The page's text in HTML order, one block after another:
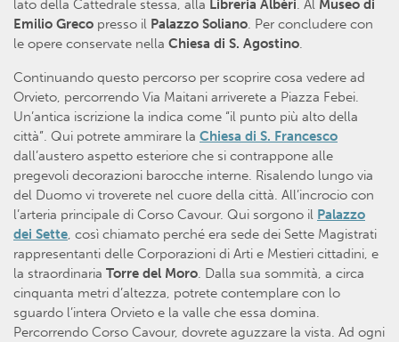
lato della Cattedrale stessa, alla Libreria Albèri. Al Museo di
Emilio Greco presso il Palazzo Soliano. Per concludere con
le opere conservate nella Chiesa di S. Agostino.
Continuando questo percorso per scoprire cosa vedere ad
Orvieto, percorrendo Via Maitani arriverete a Piazza Febei.
Un’antica iscrizione la indica come “il punto più alto della
città”. Qui potrete ammirare la Chiesa di S. Francesco
dall’austero aspetto esteriore che si contrappone alle
pregevoli decorazioni barocche interne. Risalendo lungo via
del Duomo vi troverete nel cuore della città. All’incrocio con
l’arteria principale di Corso Cavour. Qui sorgono il Palazzo
dei Sette, così chiamato perché era sede dei Sette Magistrati
rappresentanti delle Corporazioni di Arti e Mestieri cittadini, e
la straordinaria Torre del Moro. Dalla sua sommità, a circa
cinquanta metri d’altezza, potrete contemplare con lo
sguardo l’intera Orvieto e la valle che essa domina.
Percorrendo Corso Cavour, dovrete aguzzare la vista. Ad ogni